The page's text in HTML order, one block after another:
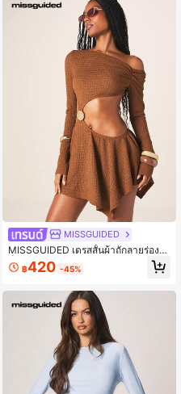
MISSGUIDED
MISSGUIDED เดรสสั้นผ้าถักลายร่องมีเ
ท็กซ์เจอร์เปิดไหล่แขนยาวพร้อมชายกร
ะโปรงไม่สมมาตรและคัตเอาท์ช่วงเอว
฿420 -45%